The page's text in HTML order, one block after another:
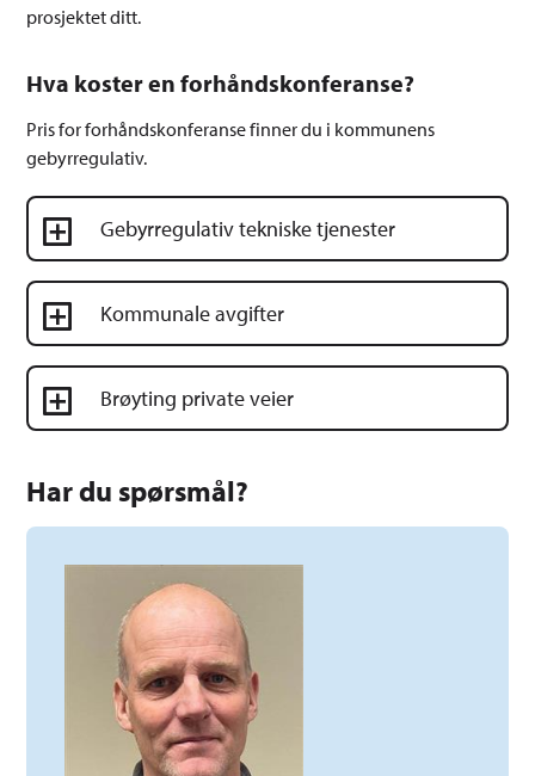
prosjektet ditt.
Hva koster en forhåndskonferanse?
Pris for forhåndskonferanse finner du i kommunens
gebyrregulativ.
Gebyrregulativ tekniske tjenester
Kommunale avgifter
Brøyting private veier
Har du spørsmål?